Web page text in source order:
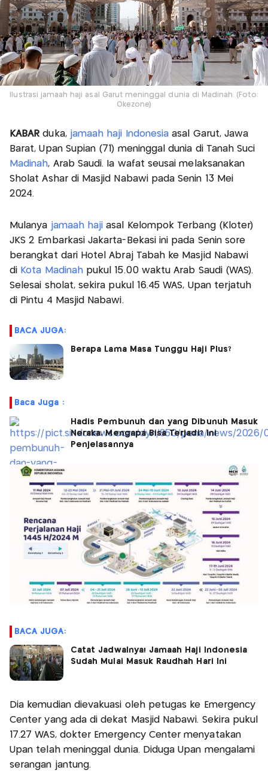
Ilustrasi jamaah haji asal Garut meninggal dunia di Madinah. (Foto:
Okezone)
KABARduka, jamaah haji Indonesia asal Garut, Jawa
Barat, Upan Supian (71) meninggal dunia di Tanah Suci
Madinah, Arab Saudi. Ia wafat seusai melaksanakan
Sholat Ashar di Masjid Nabawi pada Senin 13 Mei
2024.
Mulanya jamaah haji asal Kelompok Terbang (Kloter)
JKS 2 Embarkasi Jakarta-Bekasi ini pada Senin sore
berangkat dari Hotel Abraj Tabah ke Masjid Nabawi
di Kota Madinahpukul 15.00 waktu Arab Saudi (WAS).
Selesai sholat, sekira pukul 16.45 WAS, Upan terjatuh
di Pintu 4 Masjid Nabawi.
BACA JUGA:
Berapa Lama Masa Tunggu Haji Plus?
Baca Juga :
Hadis Pembunuh dan yang Dibunuh Masuk
Neraka, Mengapa Bisa Terjadi? Ini
Penjelasannya
BACA JUGA:
Catat Jadwalnya! Jamaah Haji Indonesia
Sudah Mulai Masuk Raudhah Hari Ini
Dia kemudian dievakuasi oleh petugas ke Emergency
Center yang ada di dekat Masjid Nabawi. Sekira pukul
17.27 WAS, dokter Emergency Center menyatakan
Upan telah meninggal dunia. Diduga Upan mengalami
serangan jantung.